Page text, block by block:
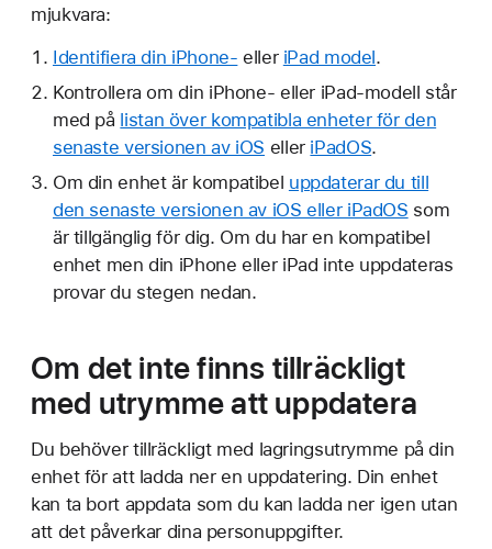
mjukvara:
Identifiera din iPhone- eller iPad model.
Kontrollera om din iPhone- eller iPad-modell står
med på listan över kompatibla enheter för den
senaste versionen av iOS eller iPadOS.
Om din enhet är kompatibel uppdaterar du till
den senaste versionen av iOS eller iPadOS som
är tillgänglig för dig. Om du har en kompatibel
enhet men din iPhone eller iPad inte uppdateras
provar du stegen nedan.
Om det inte finns tillräckligt
med utrymme att uppdatera
Du behöver tillräckligt med lagringsutrymme på din
enhet för att ladda ner en uppdatering. Din enhet
kan ta bort appdata som du kan ladda ner igen utan
att det påverkar dina personuppgifter.